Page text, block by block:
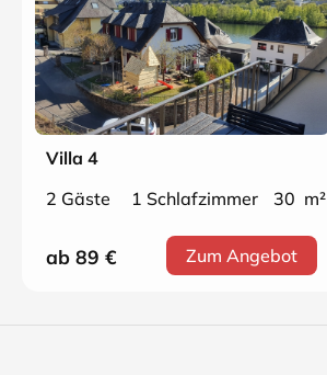
Villa 4
2 Gäste
1 Schlafzimmer 30 m²
ab 89 € Zum Angebot